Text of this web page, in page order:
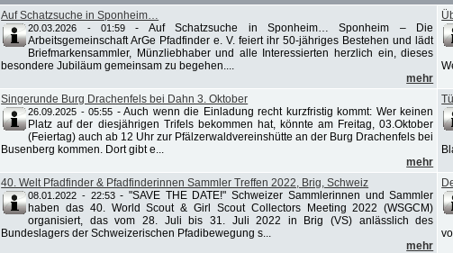
Auf Schatzsuche in Sponheim…
20.03.2026 - 01:59 - Auf Schatzsuche in Sponheim… Sponheim – Die
Arbeitsgemeinschaft ArGe Pfadfinder e. V. feiert ihr 50-jähriges Bestehen und lädt
Briefmarkensammler, Münzliebhaber und alle Interessierten herzlich ein, dieses
besondere Jubiläum gemeinsam zu begehen....
mehr
Singerunde Burg Drachenfels bei Dahn 3. Oktober
26.09.2025 - 05:55 -Auch wenn die Einladung recht kurzfristig kommt: Wer keinen
Platz auf der diesjährigen Trifels bekommen hat, könnte am Freitag, 03.Oktober
(Feiertag) auch ab 12 Uhr zur Pfälzerwaldvereinshütte an der Burg Drachenfels bei
Busenberg kommen. Dort gibt e...
mehr
40. Welt Pfadfinder & Pfadfinderinnen Sammler Treffen 2022, Brig, Schweiz
08.01.2022 - 22:53-"SAVE THE DATE!" Schweizer Sammlerinnen und Sammler
haben das 40. World Scout & Girl Scout Collectors Meeting 2022 (WSGCM)
organisiert, das vom 28. Juli bis 31. Juli 2022 in Brig (VS) anlässlich des
Bundeslagers der Schweizerischen Pfadibewegung s...
mehr